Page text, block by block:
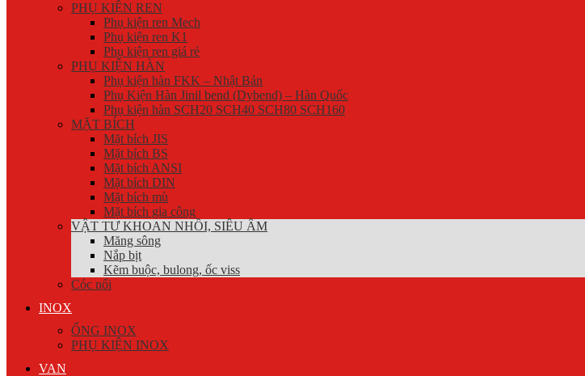
PHỤ KIỆN REN
Phụ kiện ren Mech
Phụ kiện ren K1
Phụ kiện ren giá rẻ
PHỤ KIỆN HÀN
Phụ kiện hàn FKK – Nhật Bản
Phụ Kiện Hàn Jinil bend (Dybend) – Hàn Quốc
Phụ kiện hàn SCH20 SCH40 SCH80 SCH160
MẶT BÍCH
Mặt bích JIS
Mặt bích BS
Mặt bích ANSI
Mặt bích DIN
Mặt bích mù
Mặt bích gia công
VẬT TƯ KHOAN NHỒI, SIÊU ÂM
Măng sông
Nắp bịt
Kẽm buộc, bulong, ốc viss
Cóc nối
INOX
ỐNG INOX
PHỤ KIỆN INOX
VAN